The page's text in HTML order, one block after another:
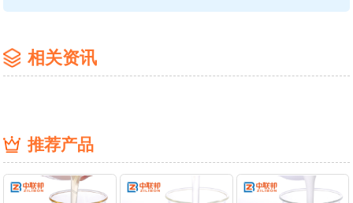
相关资讯
推荐产品